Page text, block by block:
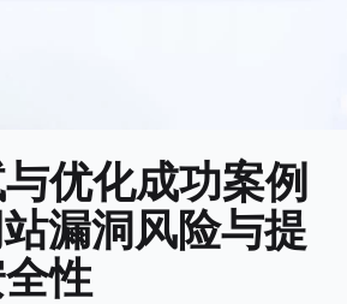
优化成功案例
站漏洞风险与提
性